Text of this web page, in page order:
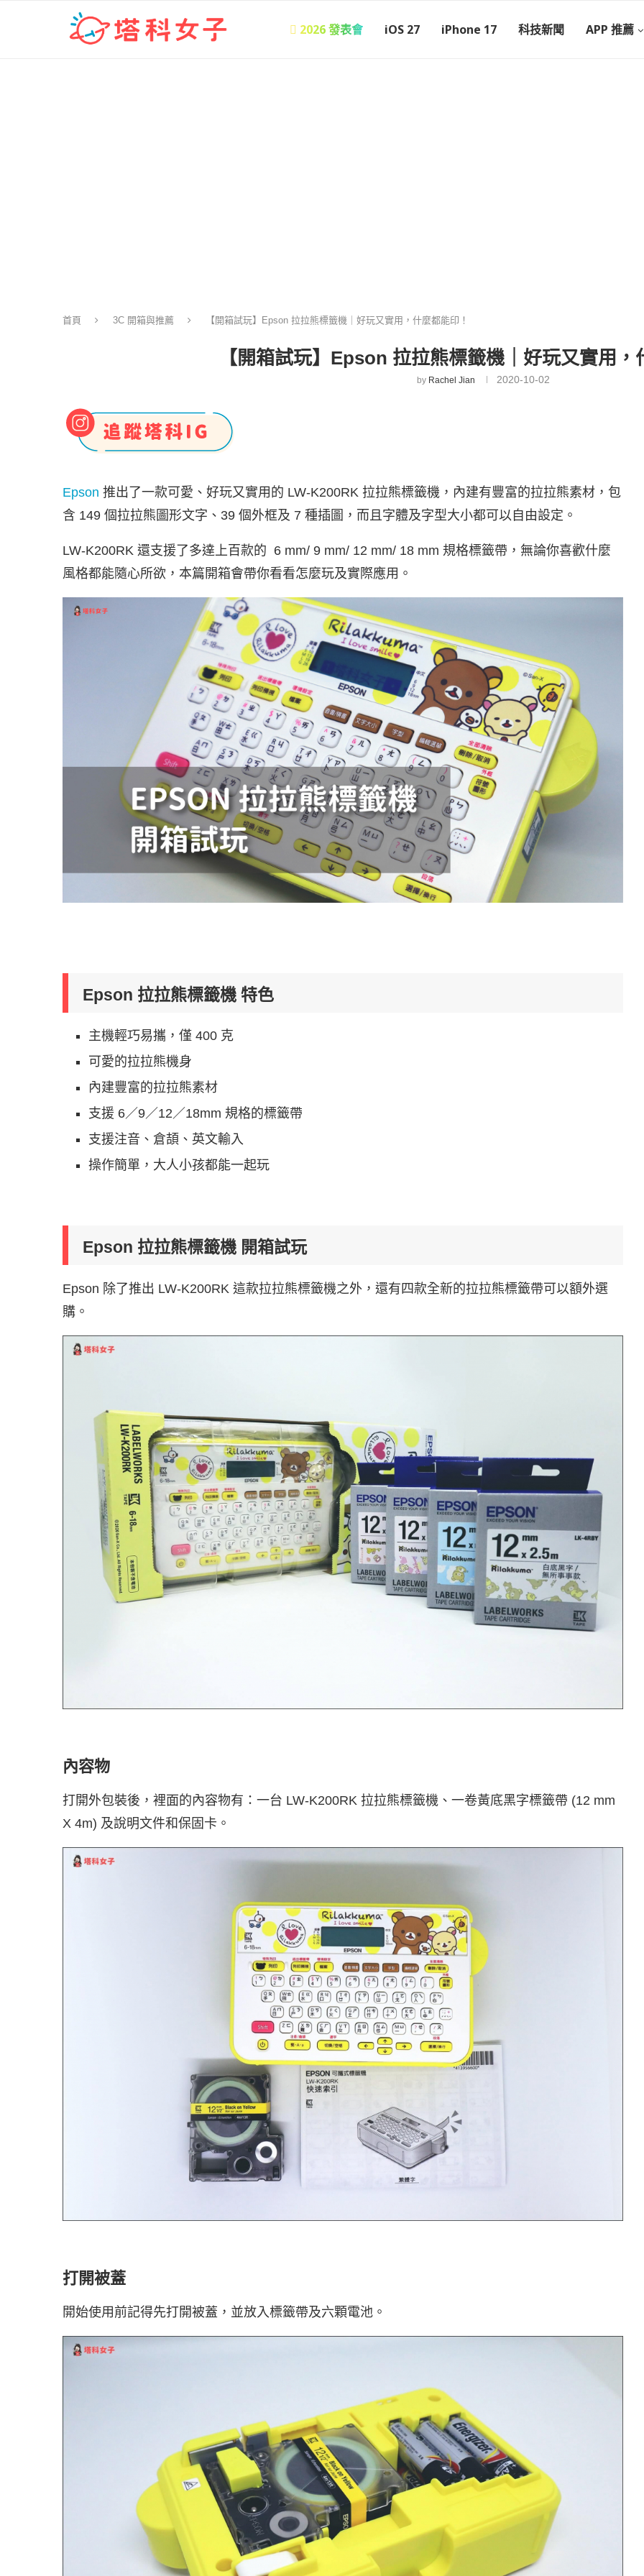
 2026 發表會 iOS 27 iPhone 17 科技新聞 APP 推薦
首頁 3C 開箱與推薦 【開箱試玩】Epson 拉拉熊標籤機｜好玩又實用，什麼都能印！
【開箱試玩】Epson 拉拉熊標籤機｜好玩又實用，
by Rachel Jian 2020-10-02
Epson 推出了一款可愛、好玩又實用的 LW-K200RK 拉拉熊標籤機，內建有豐富的拉拉熊素材，包
含 149 個拉拉熊圖形文字、39 個外框及 7 種插圖，而且字體及字型大小都可以自由設定。
LW-K200RK 還支援了多達上百款的 6 mm/ 9 mm/ 12 mm/ 18 mm 規格標籤帶，無論你喜歡什麼
風格都能隨心所欲，本篇開箱會帶你看看怎麼玩及實際應用。
Epson 拉拉熊標籤機 特色
主機輕巧易攜，僅 400 克
可愛的拉拉熊機身
內建豐富的拉拉熊素材
支援 6／9／12／18mm 規格的標籤帶
支援注音、倉頡、英文輸入
操作簡單，大人小孩都能一起玩
Epson 拉拉熊標籤機 開箱試玩
Epson 除了推出 LW-K200RK 這款拉拉熊標籤機之外，還有四款全新的拉拉熊標籤帶可以額外選
購。
內容物
打開外包裝後，裡面的內容物有：一台 LW-K200RK 拉拉熊標籤機、一卷黃底黑字標籤帶 (12 mm
X 4m) 及說明文件和保固卡。
打開被蓋
開始使用前記得先打開被蓋，並放入標籤帶及六顆電池。